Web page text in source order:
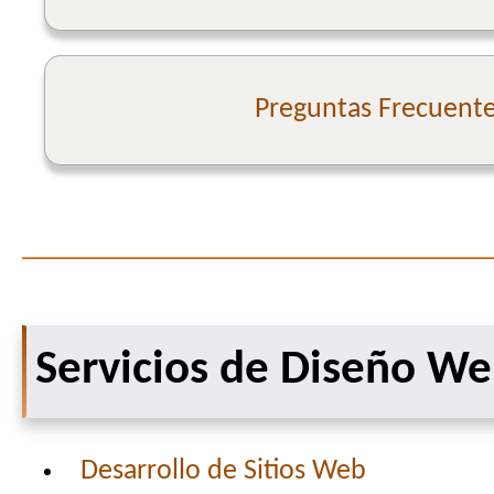
Preguntas
Servicios de Diseño
Desarrollo de Sitios Web